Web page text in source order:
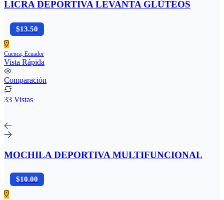
LICRA DEPORTIVA LEVANTA GLÚTEOS
$13.50
Cuenca, Ecuador
Vista Rápida
Comparación
33 Vistas
MOCHILA DEPORTIVA MULTIFUNCIONAL
$10.00